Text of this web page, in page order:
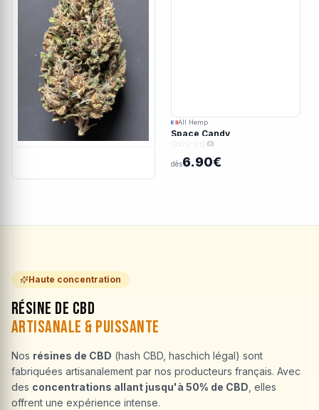
All Hemp
Space Candy
(0)
dès6.90€
Haute concentration
Résine de CBD
Artisanale & Puissante
Nos résines de CBD (hash CBD, haschich légal) sont
fabriquées artisanalement par nos producteurs français. Avec
des concentrations allant jusqu'à 50% de CBD , elles
offrent une expérience intense.